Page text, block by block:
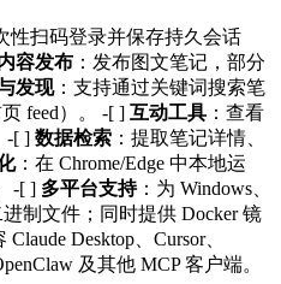
性扫码登录并保存持久会话
容发布 ：发布图文笔记，部分
发现：支持通过关键词搜索笔
feed）。 -[ ] 互动工具 ：查看
-[ ] 数据检索 ：提取笔记详情、
：在 Chrome/Edge 中本地运
-[ ] 多平台支持：为 Windows、
制文件；同时提供 Docker 镜
Claude Desktop、Cursor、
及其他 MCP 客户端。